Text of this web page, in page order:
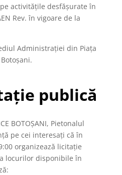
activitățile desfășurate în
Rev. în vigoare de la
Administrației din Piața
publică
BOTOȘANI, Pietonalul
pe cei interesaţi că în
organizează licitaţie
locurilor disponibile în